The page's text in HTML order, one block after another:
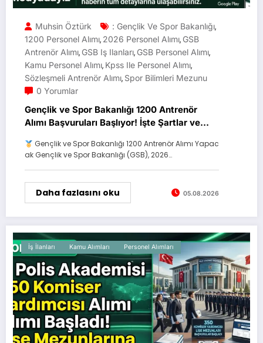
Muhsin Öztürk : Gençlik Ve Spor Bakanlığı,
1200 Personel Alımı, 2026 Personel Alımı, GSB
Antrenör Alımı, GSB Iş Ilanları, GSB Personel Alımı,
Kamu Personel Alımı, Kpss Ile Personel Alımı,
Sözleşmeli Antrenör Alımı, Spor Bilimleri Mezunu
0 Yorumlar
Gençlik ve Spor Bakanlığı 1200 Antrenör
Alımı Başvuruları Başlıyor! İşte Şartlar ve
Gençlik ve Spor Bakanlığı 1200 Antrenör Alımı Yapac
ak Gençlik ve Spor Bakanlığı (GSB), 2026…
Daha fazlasını oku 05.08.2026
İş İlanları Kamu Alımları Personel Alımları